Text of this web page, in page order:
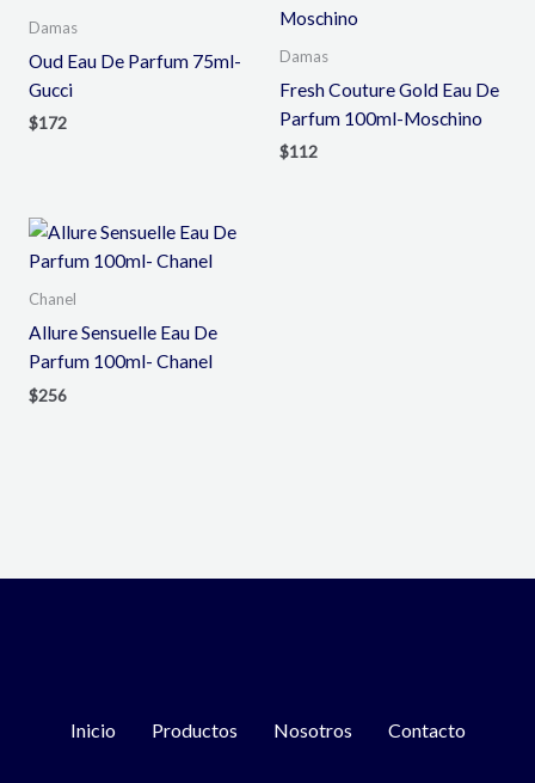
Damas
Oud Eau De Parfum 75ml-
Gucci
$172
Damas
Fresh Couture Gold Eau De
Parfum 100ml-Moschino
$112
Chanel
Allure Sensuelle Eau De
Parfum 100ml- Chanel
$256
Inicio Productos Nosotros Contacto